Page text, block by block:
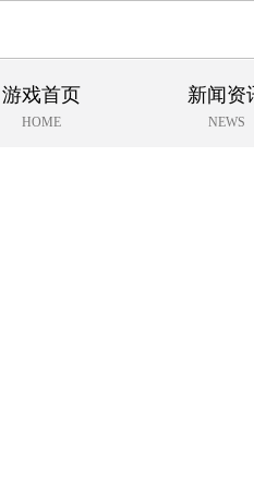
玄幻游戏
游戏首页
HOME
新闻资
NEWS